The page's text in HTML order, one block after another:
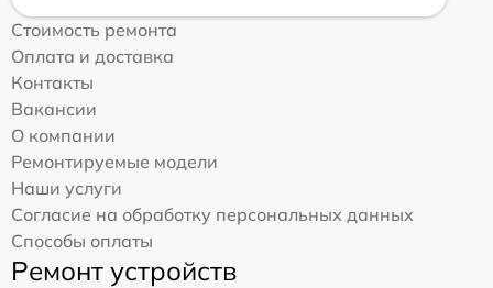
Стоимость ремонта
Оплата и доставка
Контакты
Вакансии
О компании
Ремонтируемые модели
Наши услуги
Согласие на обработку персональных данных
Способы оплаты
Ремонт устройств